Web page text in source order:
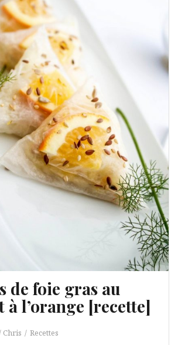
de foie gras au
à l’orange [recette]
Chris Recettes